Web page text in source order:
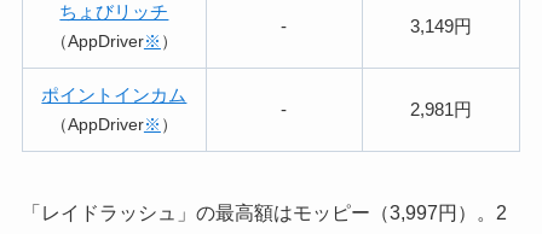
ちょびリッチ
（AppDriver※ ）
- 3,149円
ポイントインカム
（AppDriver※ ）
- 2,981円
「レイドラッシュ」の最高額はモッピー（3,997円）。2